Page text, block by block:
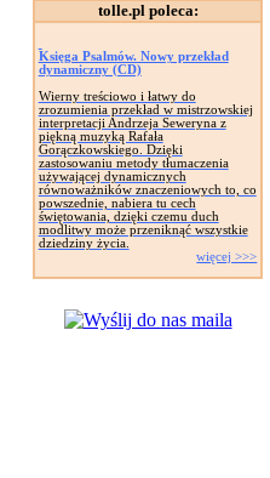
tolle.pl poleca:
Księga Psalmów. Nowy przekład
dynamiczny (CD)
Wierny treściowo i łatwy do
zrozumienia przekład w mistrzowskiej
interpretacji Andrzeja Seweryna z
piękną muzyką Rafała
Gorączkowskiego. Dzięki
zastosowaniu metody tłumaczenia
używającej dynamicznych
równoważników znaczeniowych to, co
powszednie, nabiera tu cech
świętowania, dzięki czemu duch
modlitwy może przeniknąć wszystkie
dziedziny życia.
więcej >>>